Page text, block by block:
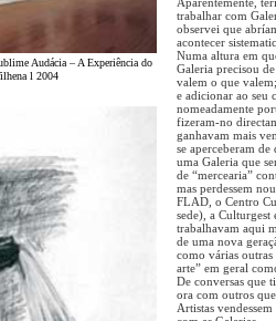
Audácia – A Experiência do
l 2004
trabalhar com
observei que
acontecer
Numa altura em
Galeria precisou
valem o que
e adicionar ao seu
nomeadamente
fizeram-no
ganhavam mais
se aperceberam
uma Galeria que
de “mercearia”
mas perdessem
FLAD, o Centro
sede), a
trabalhavam aqui
de uma nova
como várias
arte” em geral
De conversas que
ora com outros
Artistas